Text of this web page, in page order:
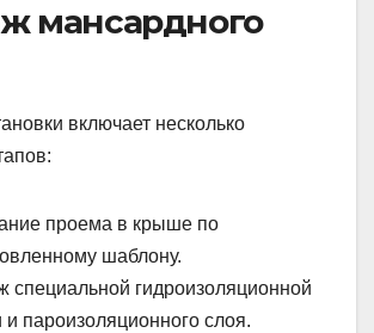
мансардного
включает несколько
проема в крыше по
шаблону.
специальной гидроизоляционной
и пароизоляционного слоя.